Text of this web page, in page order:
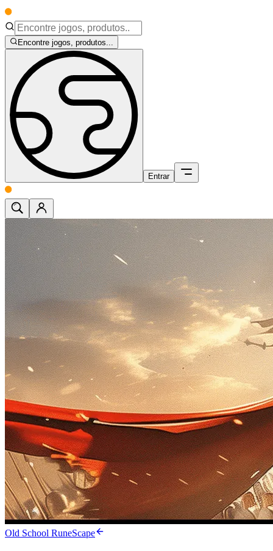
Encontre jogos, produtos...
Entrar
Old School RuneScape